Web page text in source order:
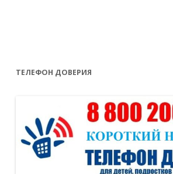
ТЕЛЕФОН ДОВЕРИЯ